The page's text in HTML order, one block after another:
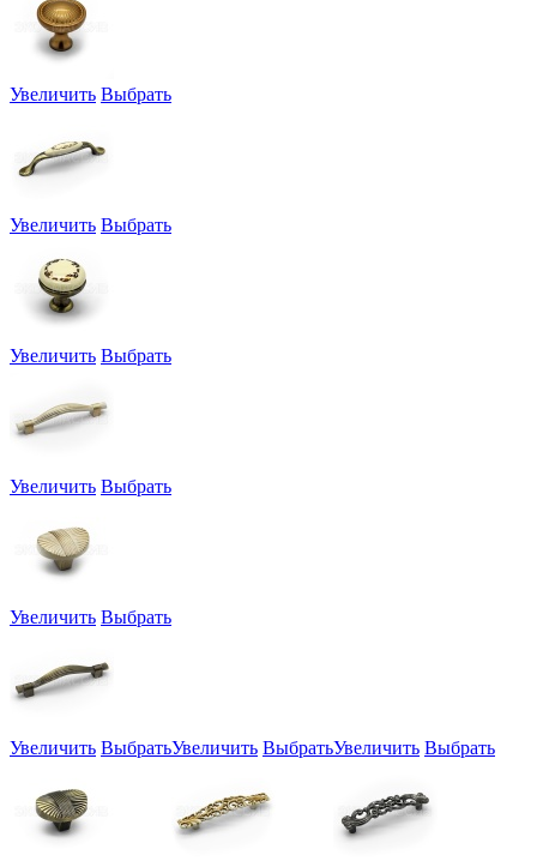
Увеличить Выбрать
Увеличить Выбрать
Увеличить Выбрать
Увеличить Выбрать
Увеличить Выбрать
Увеличить ВыбратьУвеличить ВыбратьУвеличить Выбрать